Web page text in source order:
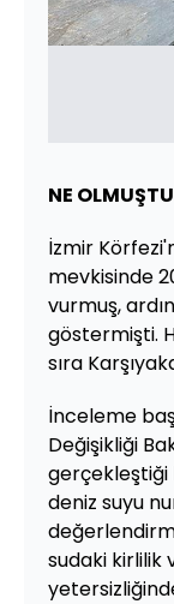
NE
İzmir
mevkisinde
vurmuş,
göstermişti.
sıra
İnceleme
Değişikliği
gerçekleştiği
deniz suyu
sudaki kirlilik